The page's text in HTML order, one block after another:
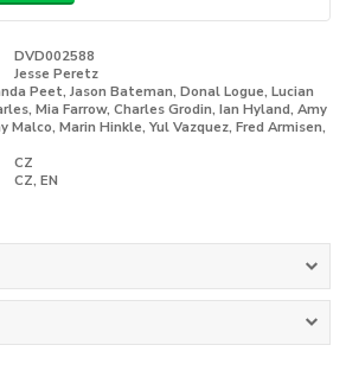
DVD002588
Jesse Peretz
Peet, Jason Bateman, Donal Logue, Lucian
Mia Farrow, Charles Grodin, Ian Hyland, Amy
Malco, Marin Hinkle, Yul Vazquez, Fred Armisen,
CZ
CZ, EN